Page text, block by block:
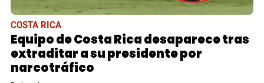
COSTA RICA
Equipo de Costa Rica desaparece tras
extraditar a su presidente por
narcotráfico